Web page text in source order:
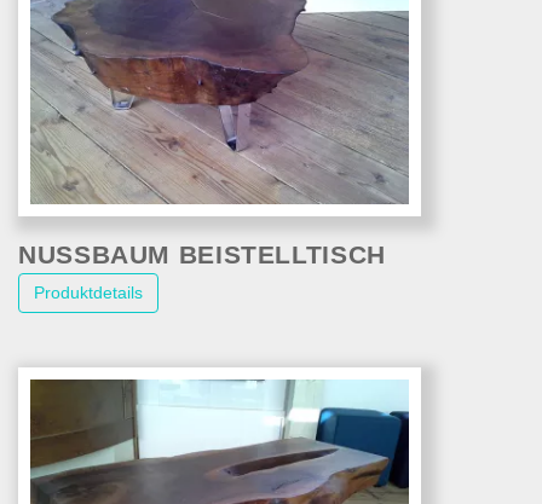
NUSSBAUM BEISTELLTISCH
Produktdetails